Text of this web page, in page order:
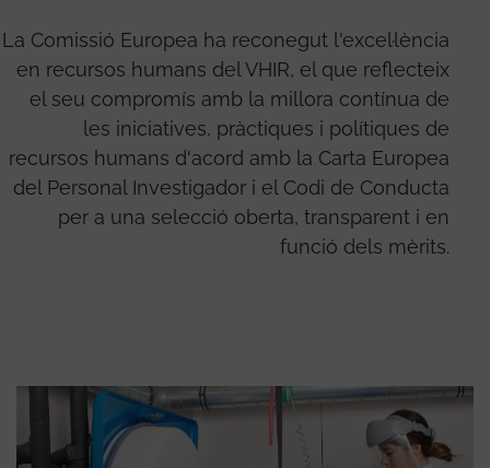
La Comissió Europea ha reconegut l'excel·lència
en recursos humans del VHIR, el que reflecteix
el seu compromís amb la millora contínua de
les iniciatives, pràctiques i polítiques de
recursos humans d'acord amb la Carta Europea
del Personal Investigador i el Codi de Conducta
per a una selecció oberta, transparent i en
funció dels mèrits.